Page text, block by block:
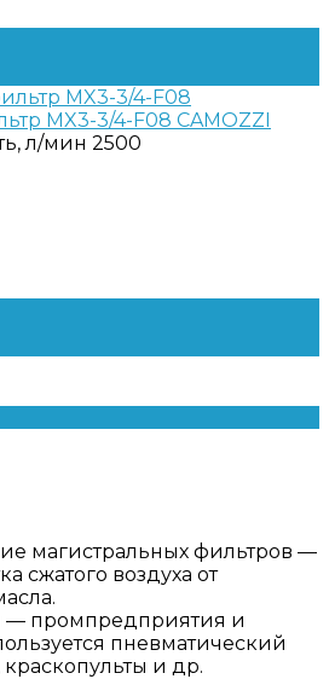
MX3-3/4-F08 CAMOZZI
л/мин 2500
магистральных фильтров —
сжатого воздуха от
промпредприятия и
пневматический
краскопульты и др.